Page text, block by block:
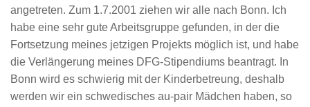
angetreten. Zum 1.7.2001 ziehen wir alle nach Bonn. Ich
habe eine sehr gute Arbeitsgruppe gefunden, in der die
Fortsetzung meines jetzigen Projekts möglich ist, und habe
die Verlängerung meines DFG-Stipendiums beantragt. In
Bonn wird es schwierig mit der Kinderbetreung, deshalb
werden wir ein schwedisches au-pair Mädchen haben, so